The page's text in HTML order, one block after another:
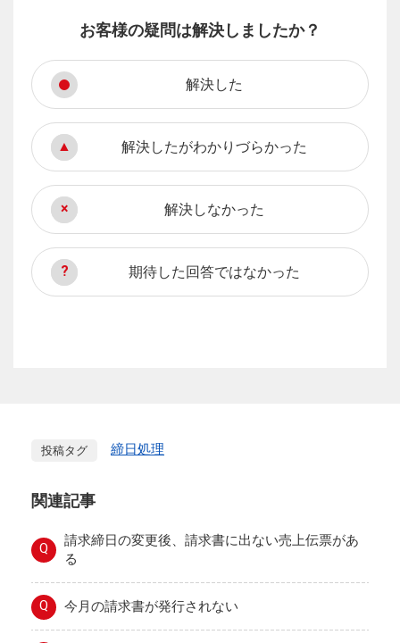
お客様の疑問は解決しましたか？
解決した
解決したがわかりづらかった
解決しなかった
期待した回答ではなかった
投稿タグ 締日処理
関連記事
Q
請求締日の変更後、請求書に出ない売上伝票があ
る
Q 今月の請求書が発行されない